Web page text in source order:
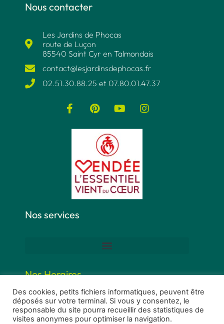
Nous contacter
Les Jardins de Phocas
route de Luçon
85540 Saint Cyr en Talmondais
contact@lesjardinsdephocas.fr​
02.51.30.88.25 et 07.80.01.47.37​
Nos services
Nos Horaires
Des cookies, petits fichiers informatiques, peuvent être
déposés sur votre terminal. Si vous y consentez, le
responsable du site pourra recueillir des statistiques de
visites anonymes pour optimiser la navigation.